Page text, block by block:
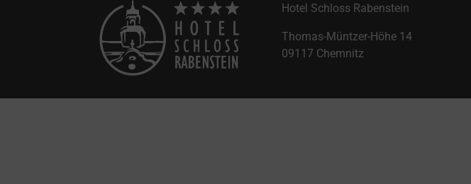
Hotel Schloss Rabenstein
Thomas-Müntzer-Höhe 14
09117 Chemnitz